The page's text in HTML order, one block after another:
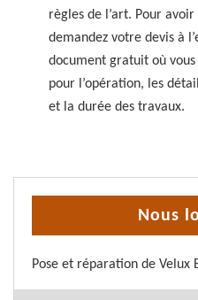
règles de l’art. Pour
demandez votre devis à
document gratuit où
pour l’opération, les
et la durée des travaux.
Nous
Pose et réparation de Velux